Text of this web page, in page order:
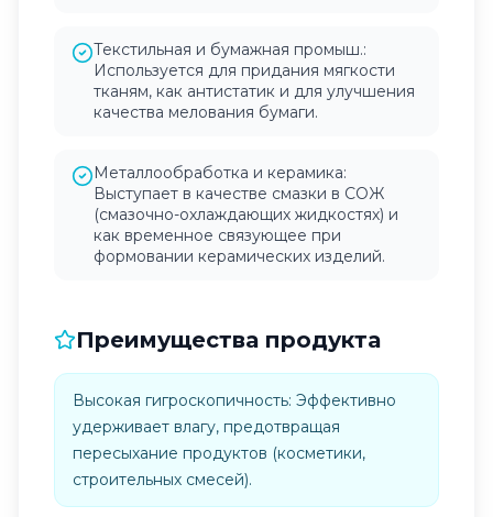
Текстильная и бумажная промыш.:
Используется для придания мягкости
тканям, как антистатик и для улучшения
качества мелования бумаги.
Металлообработка и керамика:
Выступает в качестве смазки в СОЖ
(смазочно-охлаждающих жидкостях) и
как временное связующее при
формовании керамических изделий.
Преимущества продукта
Высокая гигроскопичность: Эффективно
удерживает влагу, предотвращая
пересыхание продуктов (косметики,
строительных смесей).